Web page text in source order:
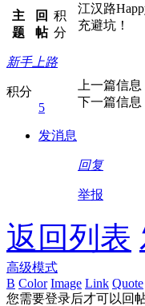
主
题
回
帖
积
分
新手上路
积分
5
发消息
江汉路
充避坑！
上一篇信息
下一篇信息
回复
举报
返回列表
高级模式
B Color Image Link Quote
您需要登录后才可以回